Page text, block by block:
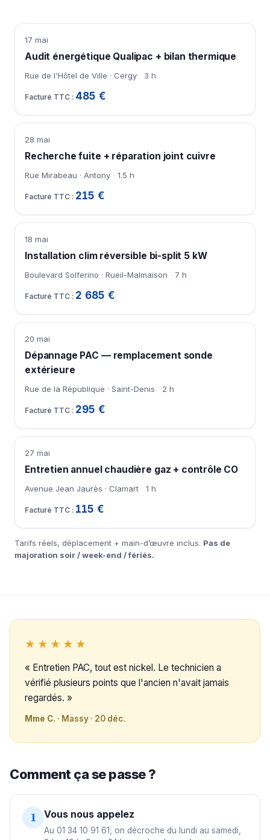
17 mai
Audit énergétique Qualipac + bilan thermique
Rue de l'Hôtel de Ville · Cergy 3 h
485 €
28 mai
Recherche fuite + réparation joint cuivre
Rue Mirabeau · Antony 1.5 h
215 €
18 mai
Installation clim réversible bi-split 5 kW
Boulevard Solferino · Rueil-Malmaison 7 h
2 685 €
20 mai
Dépannage PAC — remplacement sonde
extérieure
Rue de la République · Saint-Denis 2 h
295 €
27 mai
Entretien annuel chaudière gaz + contrôle CO
Avenue Jean Jaurès · Clamart 1 h
115 €
Tarifs réels, déplacement + main-d’œuvre inclus. Pas de
majoration soir / week-end / fériés.
★★★★★
« Entretien PAC, tout est nickel. Le technicien a
vérifié plusieurs points que l'ancien n'avait jamais
regardés. »
Mme C. · Massy · 20 déc.
Comment ça se passe ?
1 Vous nous appelez
Au 01 34 10 91 61, on décroche du lundi au samedi,